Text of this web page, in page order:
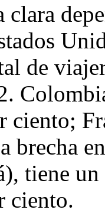
clara
de
ciento;
brecha
tiene
ciento.